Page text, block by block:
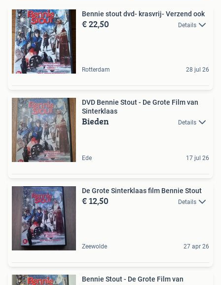
Bennie stout dvd- krasvrij- Verzend ook
€ 22,50 Details
Rotterdam 28 jul 26
DVD Bennie Stout - De Grote Film van
Sinterklaas
Bieden Details
Ede 17 jul 26
De Grote Sinterklaas film Bennie Stout
€ 12,50 Details
Zeewolde 27 apr 26
Bennie Stout - De Grote Film van